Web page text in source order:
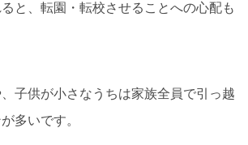
と、転園・転校させることへの心配も
子供が小さなうちは家族全員で引っ越
多いです。